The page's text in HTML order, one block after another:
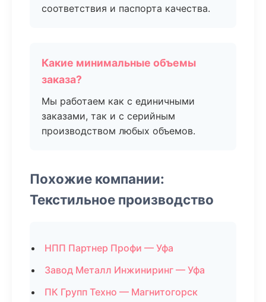
соответствия и паспорта качества.
Какие минимальные объемы
заказа?
Мы работаем как с единичными
заказами, так и с серийным
производством любых объемов.
Похожие компании:
Текстильное производство
НПП Партнер Профи — Уфа
Завод Металл Инжиниринг — Уфа
ПК Групп Техно — Магнитогорск